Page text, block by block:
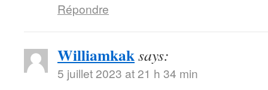
Répondre
Williamkaksays:
5 juillet 2023 at 21 h 34 min